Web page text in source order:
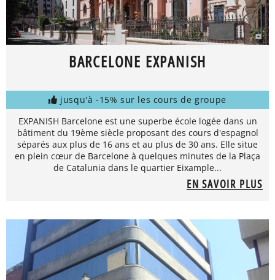
BARCELONE EXPANISH
jusqu'à -15% sur les cours de groupe
EXPANISH Barcelone est une superbe école logée dans un
bâtiment du 19ème siècle proposant des cours d'espagnol
séparés aux plus de 16 ans et au plus de 30 ans. Elle situe
en plein cœur de Barcelone à quelques minutes de la Plaça
de Catalunia dans le quartier Eixample...
EN SAVOIR PLUS